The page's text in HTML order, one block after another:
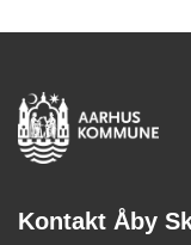
Kontakt Åby